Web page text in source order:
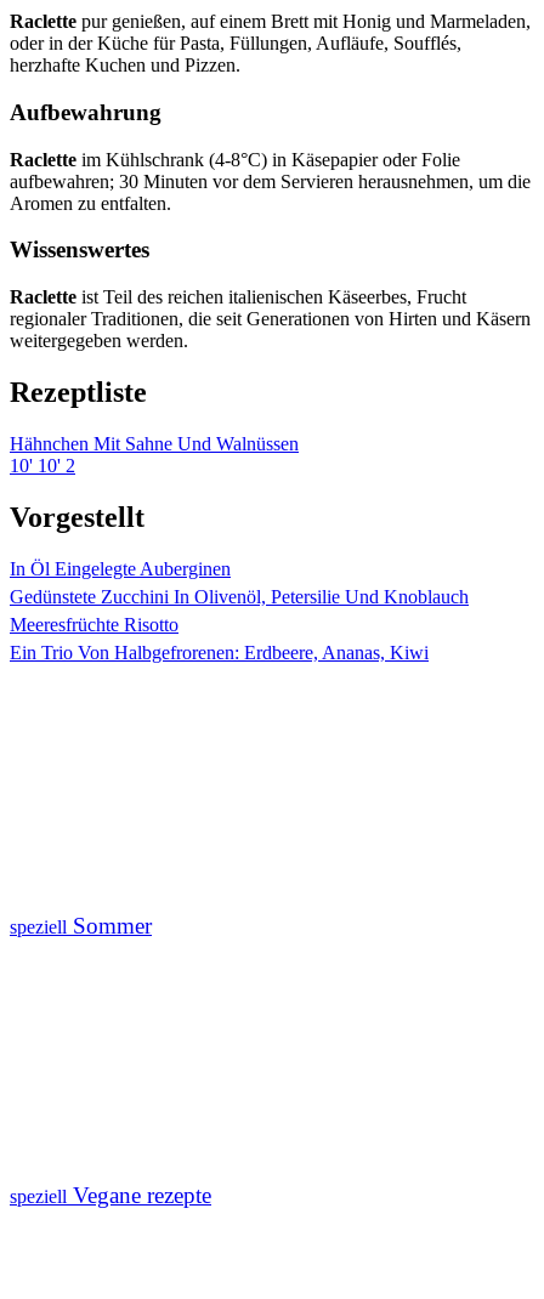
Raclette pur genießen, auf einem Brett mit Honig und Marmeladen,
oder in der Küche für Pasta, Füllungen, Aufläufe, Soufflés,
herzhafte Kuchen und Pizzen.
Aufbewahrung
Raclette im Kühlschrank (4-8°C) in Käsepapier oder Folie
aufbewahren; 30 Minuten vor dem Servieren herausnehmen, um die
Aromen zu entfalten.
Wissenswertes
Raclette ist Teil des reichen italienischen Käseerbes, Frucht
regionaler Traditionen, die seit Generationen von Hirten und Käsern
weitergegeben werden.
Rezeptliste
Hähnchen Mit Sahne Und Walnüssen
10' 10' 2
Vorgestellt
In Öl Eingelegte Auberginen
Gedünstete Zucchini In Olivenöl, Petersilie Und Knoblauch
Meeresfrüchte Risotto
Ein Trio Von Halbgefrorenen: Erdbeere, Ananas, Kiwi
speziell Sommer
speziell Vegane rezepte